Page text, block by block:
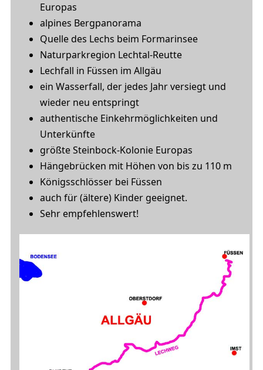
Europas
alpines Bergpanorama
Quelle des Lechs beim Formarinsee
Naturparkregion Lechtal-Reutte
Lechfall in Füssen im Allgäu
ein Wasserfall, der jedes Jahr versiegt und
wieder neu entspringt
authentische Einkehrmöglichkeiten und
Unterkünfte
größte Steinbock-Kolonie Europas
Hängebrücken mit Höhen von bis zu 110 m
Königsschlösser bei Füssen
auch für (ältere) Kinder geeignet.
Sehr empfehlenswert!